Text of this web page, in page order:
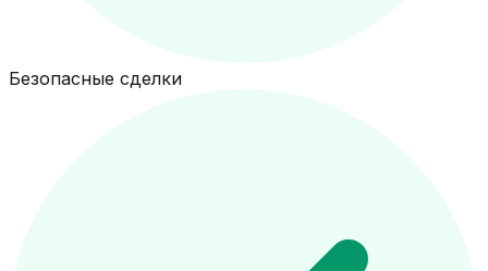
Безопасные сделки